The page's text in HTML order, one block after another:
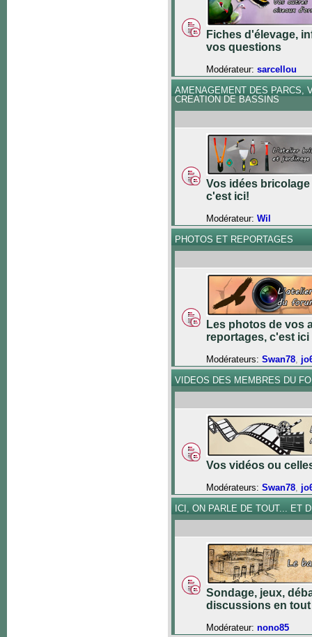
Fiches d'élevage,
vos questions
Modérateur: sarcellou
AMENAGEMENT DES PARCS,
CREATION DE BASSINS
Vos idées
c'est ici!
Modérateur: Wil
PHOTOS ET REPORTAGES
Les photos de vos
reportages, c'est ici
Modérateurs: Swan78,
VIDEOS DES MEMBRES DU
Vos vidéos ou
Modérateurs: Swan78,
ICI, ON PARLE DE TOUT... ET
Sondage, jeux,
discussions en
Modérateur: nono85